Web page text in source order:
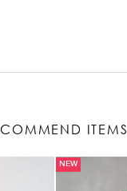
ITEMS
NEW